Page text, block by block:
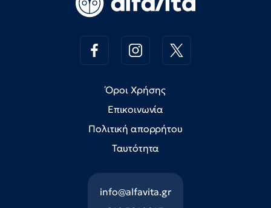
Όροι Χρήσης
Επικοινωνία
Πολιτική απορρήτου
Ταυτότητα
info@alfavita.gr